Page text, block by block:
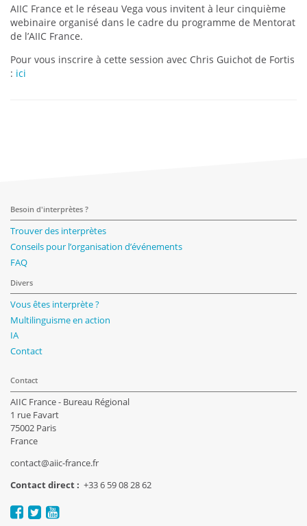
AIIC France et le réseau Vega vous invitent à leur cinquième
webinaire organisé dans le cadre du programme de Mentorat
de l’AIIC France.
Pour vous inscrire à cette session avec Chris Guichot de Fortis
: ici
Besoin d'interprètes ?
Trouver des interprètes
Conseils pour l’organisation d’événements
FAQ
Divers
Vous êtes interprète ?
Multilinguisme en action
IA
Contact
Contact
AIIC France - Bureau Régional
1 rue Favart
75002 Paris
France
contact@aiic-france.fr
Contact direct : +33 6 59 08 28 62